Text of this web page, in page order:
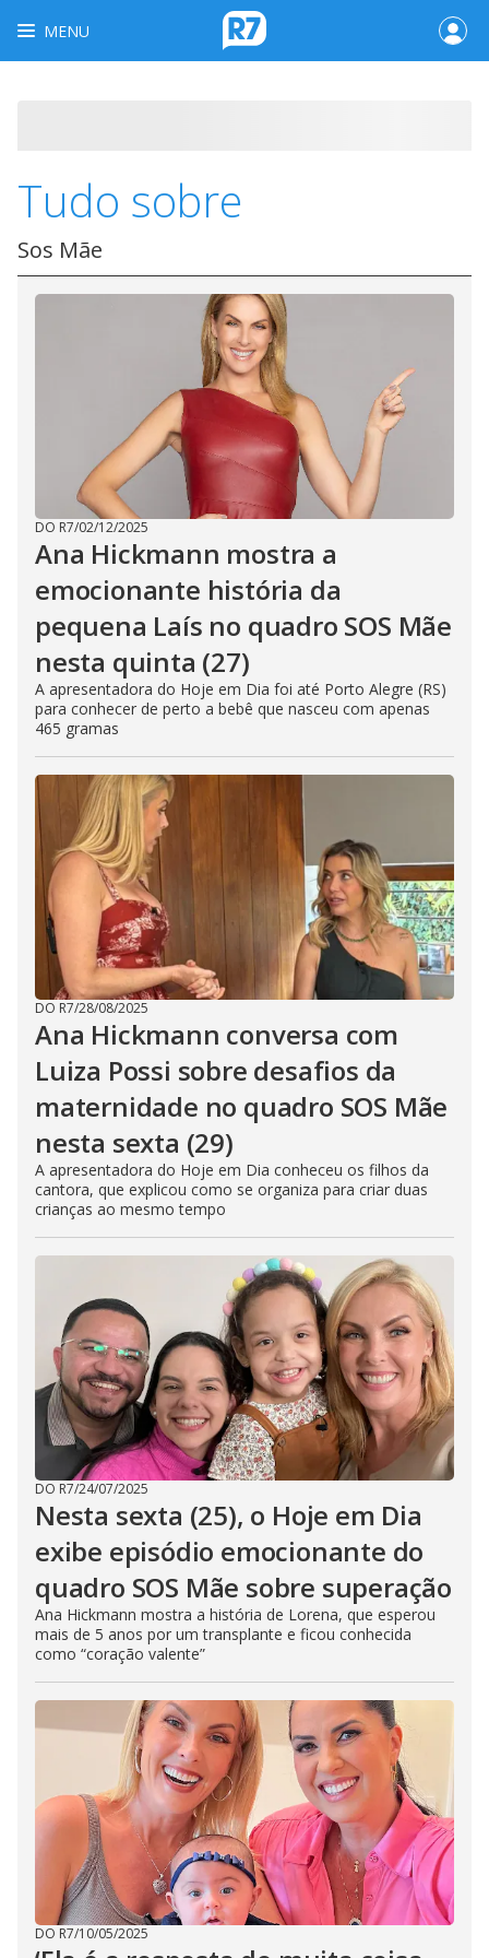
MENU
Tudo sobre
Sos Mãe
DO R7/02/12/2025
Ana Hickmann mostra a
emocionante história da
pequena Laís no quadro SOS Mãe
nesta quinta (27)
A apresentadora do Hoje em Dia foi até Porto Alegre (RS)
para conhecer de perto a bebê que nasceu com apenas
465 gramas
DO R7/28/08/2025
Ana Hickmann conversa com
Luiza Possi sobre desafios da
maternidade no quadro SOS Mãe
nesta sexta (29)
A apresentadora do Hoje em Dia conheceu os filhos da
cantora, que explicou como se organiza para criar duas
crianças ao mesmo tempo
DO R7/24/07/2025
Nesta sexta (25), o Hoje em Dia
exibe episódio emocionante do
quadro SOS Mãe sobre superação
Ana Hickmann mostra a história de Lorena, que esperou
mais de 5 anos por um transplante e ficou conhecida
como “coração valente”
DO R7/10/05/2025